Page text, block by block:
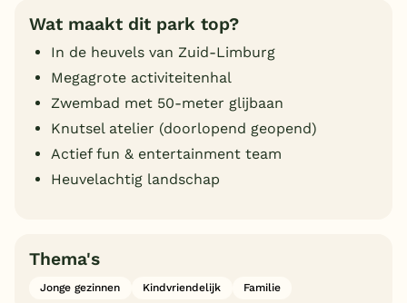
Wat maakt dit park top?
In de heuvels van Zuid-Limburg
Megagrote activiteitenhal
Zwembad met 50-meter glijbaan
Knutsel atelier (doorlopend geopend)
Actief fun & entertainment team
Heuvelachtig landschap
Thema's
Jonge gezinnen Kindvriendelijk Familie